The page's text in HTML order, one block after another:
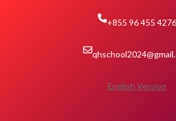
+855 96 455 4276
English Version